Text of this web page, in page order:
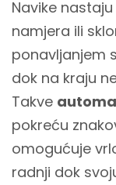
Navike
namjera ili
ponavljanjem
dok na kraju
Takve
pokreću
omogućuje
radnji dok